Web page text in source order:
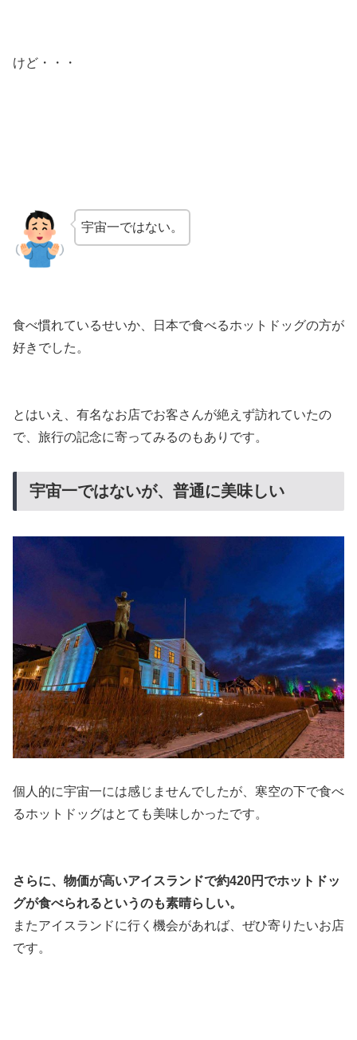
けど・・・
宇宙一ではない。
食べ慣れているせいか、日本で食べるホットドッグの方が
好きでした。
とはいえ、有名なお店でお客さんが絶えず訪れていたの
で、旅行の記念に寄ってみるのもありです。
宇宙一ではないが、普通に美味しい
個人的に宇宙一には感じませんでしたが、寒空の下で食べ
るホットドッグはとても美味しかったです。
さらに、物価が高いアイスランドで約420円でホットドッ
グが食べられるというのも素晴らしい。
またアイスランドに行く機会があれば、ぜひ寄りたいお店
です。